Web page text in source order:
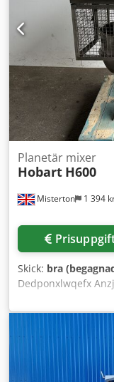
Misterton 1 394
Planetär mixer
Hobart H600
Skick: bra
Dedponxlwqefx
vispverktyg,